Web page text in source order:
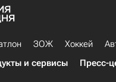
ЗОЖ Хоккей
и сервисы Пресс-